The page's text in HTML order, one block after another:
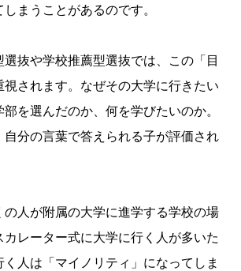
まうことがあるのです。
選抜や学校推薦型選抜では、この「目
視されます。なぜその大学に行きたい
を選んだのか、何を学びたいのか。
自分の言葉で答えられる子が評価され
の人が附属の大学に進学する学校の場
レーター式に大学に行く人が多いた
人は「マイノリティ」になってしま